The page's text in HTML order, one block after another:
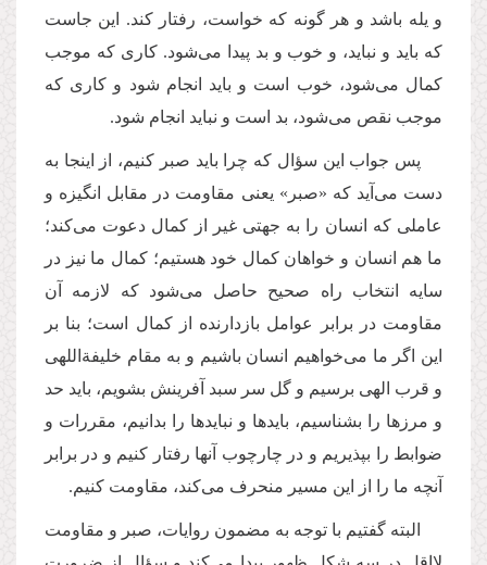
و یله باشد و هر گونه كه خواست، رفتار كند. این جاست
که باید و نباید، و خوب و بد پیدا می‌شود. كاری كه موجب
کمال می‌شود، خوب است و باید انجام شود و كاری كه
موجب نقص می‌شود، بد است و نباید انجام شود.
پس جواب این سؤال كه چرا باید صبر کنیم،‌ از اینجا به
دست می‌آید كه «صبر» یعنی مقاومت در مقابل انگیزه و
عاملی که انسان را به جهتی غیر از كمال دعوت می‌کند؛
ما هم انسان و خواهان کمال خود هستیم؛ کمال ما نیز در
سایه انتخاب راه صحیح حاصل می‌شود كه لازمه آن
مقاومت در برابر عوامل بازدارنده از كمال است؛‌ بنا بر
این اگر ما می‌خواهیم انسان باشیم و به مقام خلیفة‌اللهی
و قرب الهی برسیم و گل سر سبد آفرینش بشویم، باید حد
و مرزها را بشناسیم، بایدها و نبایدها را بدانیم، مقررات و
ضوابط را بپذیریم و در چارچوب آنها رفتار كنیم و در برابر
آنچه ما را از این مسیر منحرف می‌كند، مقاومت كنیم.
البته گفتیم با توجه به مضمون روایات، صبر و مقاومت